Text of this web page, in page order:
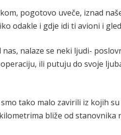
pogotovo uveče, iznad
odakle i gdje idi ti avioni i
nalaze se neki ljudi-
ili putuju do svoje
tako malo zavirili iz kojih
bliže od stanovnika